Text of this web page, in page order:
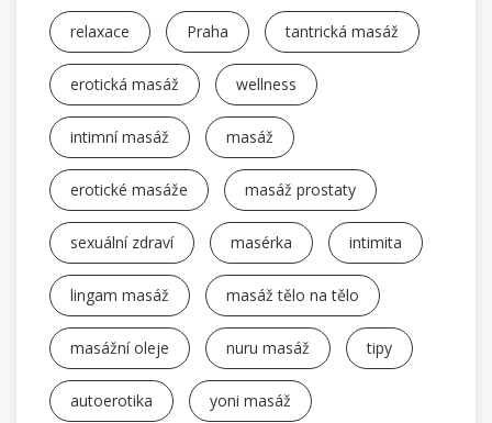
relaxace Praha tantrická masáž
erotická masáž wellness
intimní masáž masáž
erotické masáže masáž prostaty
sexuální zdraví masérka intimita
lingam masáž masáž tělo na tělo
masážní oleje nuru masáž tipy
autoerotika yoni masáž